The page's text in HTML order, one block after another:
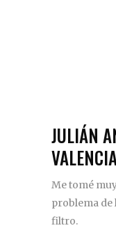
JULIÁN
Me tomé
problema de
filtro.